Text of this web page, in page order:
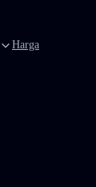
Harga